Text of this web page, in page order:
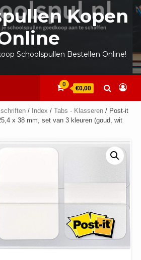
Kopen
Schoolspullen Bestellen Online!
0
€0,00
/ Index / Tabs - Klasseren / Post-it
x 38 mm, set van 3 kleuren (goud, wit